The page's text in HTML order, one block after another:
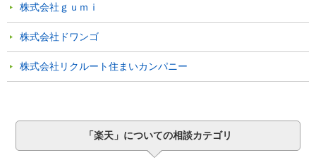
株式会社ｇｕｍｉ
株式会社ドワンゴ
株式会社リクルート住まいカンパニー
「楽天」についての相談カテゴリ